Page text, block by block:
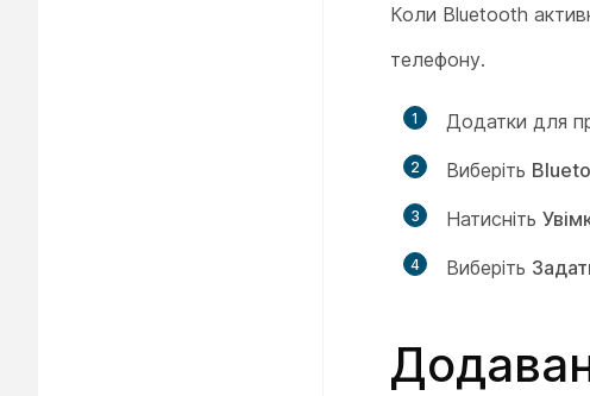
Коли Bluetooth
телефону.
1 Додатки для
2 Виберіть
3 Натисніть
4 Виберіть